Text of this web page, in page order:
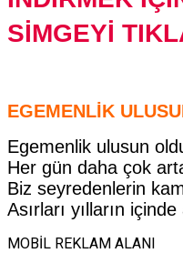
SİMGEYİ
EGEMENLİK
Egemenlik ulusun
Her gün daha çok
Biz seyredenlerin
Asırları yılların
MOBİL REKLAM ALANI